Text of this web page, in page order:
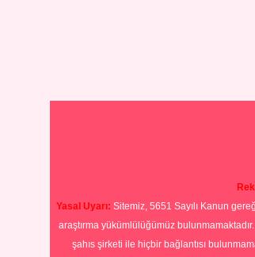
Yasal Uyarı: Sitemiz, 5651 Sayılı Kanun
araştırma yükümlülüğümüz
şahıs şirketi ile hiçbir bağlantısı